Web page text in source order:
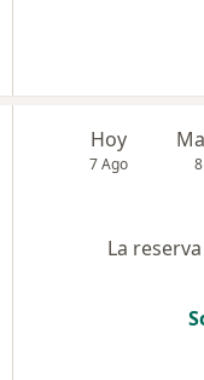
Hoy
7 Ago
La